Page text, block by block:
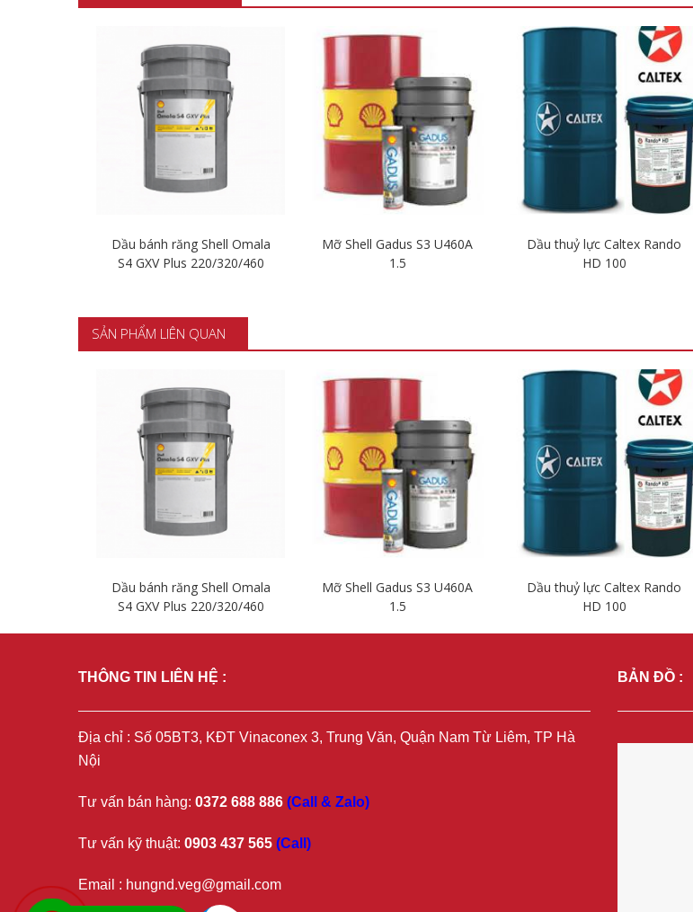
Dầu bánh răng Shell Omala
S4 GXV Plus 220/320/460
Mỡ Shell Gadus S3 U460A
1.5
Dầu thuỷ lực Caltex Rando
HD 100
SẢN PHẨM LIÊN QUAN
Dầu bánh răng Shell Omala
S4 GXV Plus 220/320/460
Chi tiết
Mỡ Shell Gadus S3 U460A
1.5
Chi tiết
Dầu thuỷ lực Caltex Rando
HD 100
Chi tiết
THÔNG TIN LIÊN HỆ :
Địa chỉ : Số 05BT3, KĐT Vinaconex 3, Trung Văn, Quận Nam Từ Liêm, TP Hà
Nội
Tư vấn bán hàng: 0372 688 886 (Call & Zalo)
Tư vấn kỹ thuật: 0903 437 565 (Call)
Email : hungnd.veg@gmail.com
BẢN ĐỒ :